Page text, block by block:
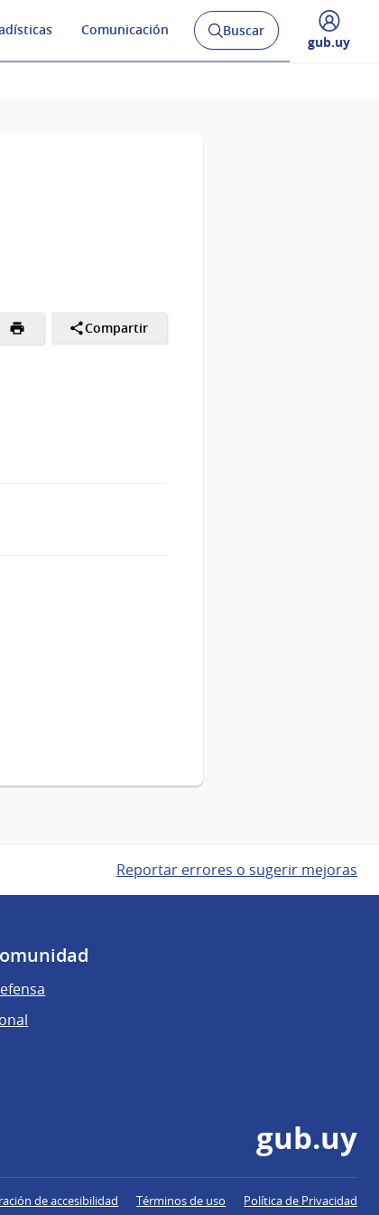
Comunicación
Abrir
buscador
Buscar
Desplegar
gub.uy
Compartir
Reportar errores o sugerir mejoras
gub.uy
de accesibilidad Términos de uso Política de Privacidad